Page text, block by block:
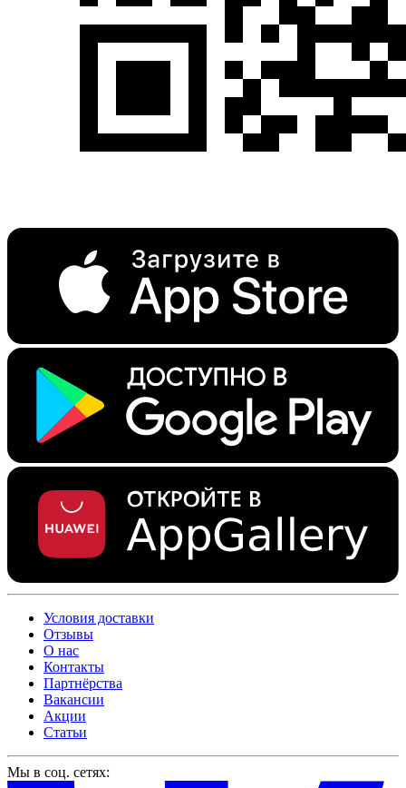
Условия доставки
Отзывы
О нас
Контакты
Партнёрства
Вакансии
Акции
Статьи
Мы в соц. сетях: